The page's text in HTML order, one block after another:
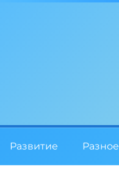
Развитие Разное